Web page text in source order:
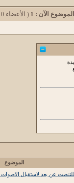
الآن : 1 ( الأعضاء 0 والزوار 1)
الموضوع
عن بعد لاستقبال الاصوات